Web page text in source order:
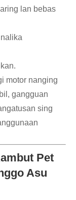
lan bebas
motor nanging
gangguan
sing
Pet
Asu